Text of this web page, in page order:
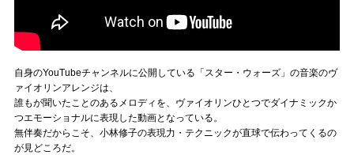
自身のYouTubeチャンネルに公開している「スター・ウォーズ」の音楽のヴ
ァイオリンアレンジは、
誰もが聞いたことのあるメロディを、ヴァイオリンひとつでダイナミックか
つエモーショナルに表現した動画となっている。
無伴奏だからこそ、小林修子の表現力・テクニックが直球で伝わってくるの
が見どころだ。